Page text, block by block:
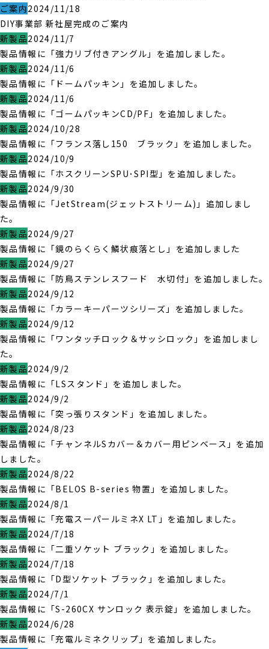
ご案内2024/11/18
DIY事業部 新社屋完成のご案内
新製品2024/11/7
製品情報に「強力リブ付きアングル」を追加しました。
新製品2024/11/6
製品情報に「ドームパッキン」を追加しました。
新製品2024/11/6
製品情報に「ゴームパッキンCD/PF」を追加しました。
新製品2024/10/28
製品情報に「フランス落し150 ブラック」を追加しました。
新製品2024/10/9
製品情報に「ホスクリーンSPU･SPI型」を追加しました。
新製品2024/9/30
製品情報に「JetStream(ジェットストリーム)」追加しまし
た。
新製品2024/9/27
製品情報に「鏡のらくらく鱗状痕落とし」を追加しました
新製品2024/9/27
製品情報に「防鳥ステンレスフード 水切付」を追加しました。
新製品2024/9/12
製品情報に「カラーキーパーツシリーズ」を追加しました。
新製品2024/9/12
製品情報に「ワンタッチロック＆サッシロック」を追加しまし
た。
新製品2024/9/2
製品情報に「LSスタンド」を追加しました。
新製品2024/9/2
製品情報に「突っ張りスタンド」を追加しました。
新製品2024/8/23
製品情報に「チャンネルSカバー＆カバー用ピンベース」を追加
しました。
新製品2024/8/22
製品情報に「BELOS B-series 物置」を追加しました。
新製品2024/8/1
製品情報に「充電スーパールミネX LT」を追加しました。
新製品2024/7/18
製品情報に「二重ソケット ブラック」を追加しました。
新製品2024/7/18
製品情報に「D型ソケット ブラック」を追加しました。
新製品2024/7/1
製品情報に「S-260CX サンロック 表示錠」を追加しました。
新製品2024/6/28
製品情報に「充電ルミネクリップ」を追加しました。